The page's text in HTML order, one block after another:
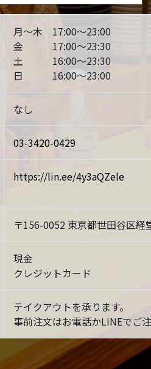
月～木 17:00～23:00
金 17:00～23:30
土 16:00～23:30
日 16:00～23:00
なし
03-3420-0429
https://lin.ee/4y3aQZele
〒156-0052 東京都世田谷区
現金
クレジットカード
テイクアウトを承ります。
事前注文はお電話かLINEでご